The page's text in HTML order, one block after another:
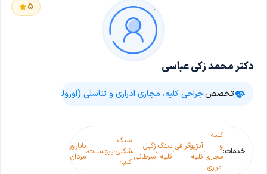
5
دکتر محمد زکی عباسی
تخصص:جراحی کلیه، مجاری ادراری و تناسلی (اورولوژی)
خدمات:
کلیه
و
مجاری
ادراری
،آنژیوگرافی
کلیه
،سنگ
کلیه ،زگیل
سرطانی،
سنگ
شکنی
کلیه
،پروستات،ناباروری
مردان